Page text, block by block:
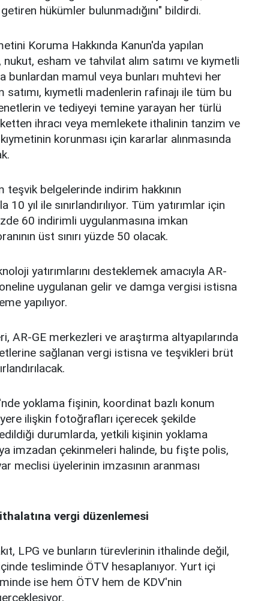
hükümler bulunmadığını" bildirdi.
Koruma Hakkında Kanun'da yapılan
esham ve tahvilat alım satımı ve kıymetli
bunlardan mamul veya bunları muhtevi her
satımı, kıymetli madenlerin rafinajı ile tüm bu
ve tediyeyi temine yarayan her türlü
ihracı veya memlekete ithalinin tanzim ve
korunması için kararlar alınmasında
teşvik belgelerinde indirim hakkının
yıl ile sınırlandırılıyor. Tüm yatırımlar için
60 indirimli uygulanmasına imkan
üst sınırı yüzde 50 olacak.
yatırımlarını desteklemek amacıyla AR-
uygulanan gelir ve damga vergisi istisna
yapılıyor.
AR-GE merkezleri ve araştırma altyapılarında
sağlanan vergi istisna ve teşvikleri brüt
yoklama fişinin, koordinat bazlı konum
ilişkin fotoğrafları içerecek şekilde
durumlarda, yetkili kişinin yoklama
imzadan çekinmeleri halinde, bu fişte polis,
meclisi üyelerinin imzasının aranması
vergi düzenlemesi
LPG ve bunların türevlerinin ithalinde değil,
tesliminde ÖTV hesaplanıyor. Yurt içi
ise hem ÖTV hem de KDV'nin